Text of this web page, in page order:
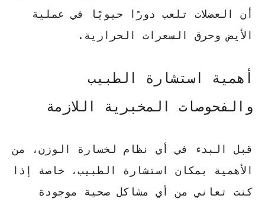
أن العضلات تلعب دورًا حيويًا في عملية
الأيض وحرق السعرات الحرارية.
أهمية استشارة الطبيب
والفحوصات المخبرية اللازمة
قبل البدء في أي نظام لخسارة الوزن، من
الأهمية بمكان استشارة الطبيب، خاصة إذا
كنت تعاني من أي مشاكل صحية موجودة